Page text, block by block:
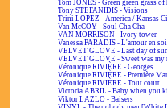
Tom JONES - Green green grass of
Tony STEFANIDIS - Visions
Trini LOPEZ - America / Kansas
Van McCOY - Soul Cha Cha
VAN MORRISON - Ivory tower
Vanessa PARADIS - L'amour en
VELVET GLOVE - Last day of
VELVET GLOVE - Sweet was my
Véronique RIVIÈRE - Georges
Véronique RIVIÈRE - Première
Véronique RIVIÈRE - Tout court
Victoria ABRIL - Baby when you
Viktor LAZLO - Baisers